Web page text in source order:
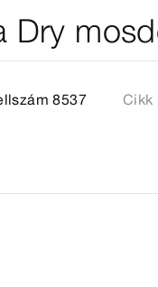
Dry
8537 Cikk